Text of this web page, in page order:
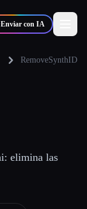
Enviar con IA
RemoveSynthID
elimina las